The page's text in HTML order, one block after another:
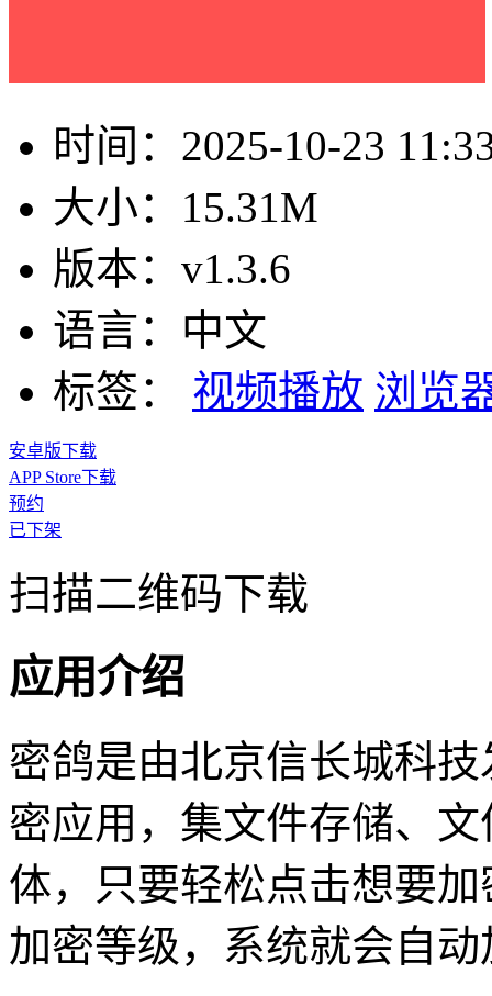
时间： 2025-10-23
大小： 15.31M
版本： v1.3.6
语言： 中文
标签：
视频播放 浏览
安卓版下载
APP Store下载
预约
已下架
扫描二维码下载
应用介绍
密鸽是由北京信长城科
密应用，集文件存储、
体，只要轻松点击想要
加密等级，系统就会自